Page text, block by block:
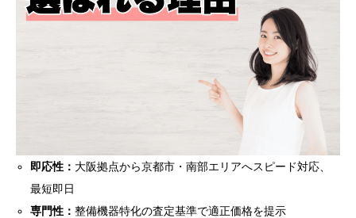
即応性： 大阪拠点から京都市・南部エリアへスピード対応、
最短即日
専門性：整備機器特化の査定基準で適正価格を提示